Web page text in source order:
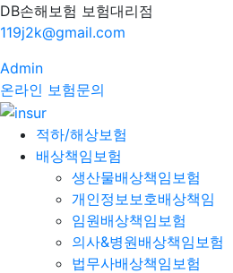
DB손해보험 보험대리점
119j2k@gmail.com
Admin
온라인 보험문의
적하/해상보험
배상책임보험
생산물배상책임보험
개인정보보호배상책임
임원배상책임보험
의사&병원배상책임보험
법무사배상책임보험